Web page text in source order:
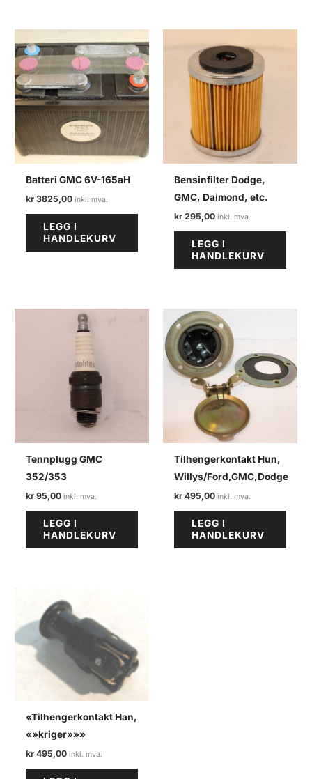
Batteri GMC 6V-165aH
kr 3825,00
LEGG I
HANDLEKURV
Bensinfilter Dodge,
GMC, Daimond, etc.
kr 295,00
LEGG I
HANDLEKURV
Tennplugg GMC
352/353
kr 95,00
LEGG I
HANDLEKURV
Tilhengerkontakt Hun,
Willys/Ford,GMC,Dodge
kr 495,00
LEGG I
HANDLEKURV
«Tilhengerkontakt Han,
«»kriger»»»
kr 495,00